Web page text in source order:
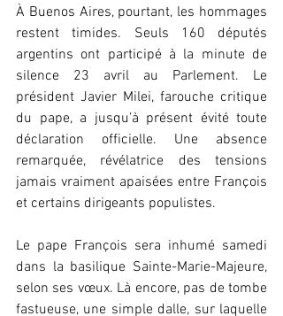
À Buenos Aires, pourtant, les hommages
restent timides. Seuls 160 députés
argentins ont participé à la minute de
silence 23 avril au Parlement. Le
président Javier Milei, farouche critique
du pape, a jusqu’à présent évité toute
déclaration officielle. Une absence
remarquée, révélatrice des tensions
jamais vraiment apaisées entre François
et certains dirigeants populistes.
Le pape François sera inhumé samedi
dans la basilique Sainte-Marie-Majeure,
selon ses vœux. Là encore, pas de tombe
fastueuse, une simple dalle, sur laquelle